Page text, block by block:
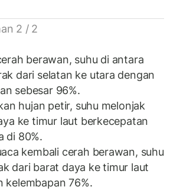
2 / 2
berawan, suhu di antara
dari selatan ke utara dengan
sebesar 96%.
hujan petir, suhu melonjak
ke timur laut berkecepatan
di 80%.
kembali cerah berawan, suhu
dari barat daya ke timur laut
kelembapan 76%.